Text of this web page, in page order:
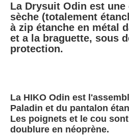
La Drysuit Odin est
sèche (totalement
à zip étanche en métal
et a la braguette, sous
protection.
La HIKO Odin est
Paladin et du pantalon
Les poignets et le cou
doublure en néoprène.